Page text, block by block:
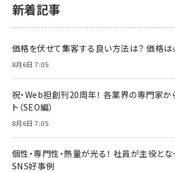
新着記事
価格を伏せて集客する良い方法は？ 価格は
8月6日 7:05
祝・Web担創刊20周年！ 各業界の専門家か
ト（SEO編）
8月6日 7:05
個性・専門性・熱量が光る！ 社員が主役と
SNS好事例